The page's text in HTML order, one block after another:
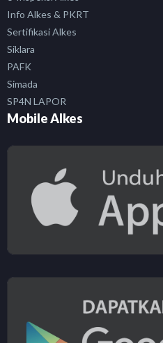
Info Alkes & PKRT
Sertifikasi Alkes
Siklara
PAFK
Simada
SP4N LAPOR
Mobile Alkes